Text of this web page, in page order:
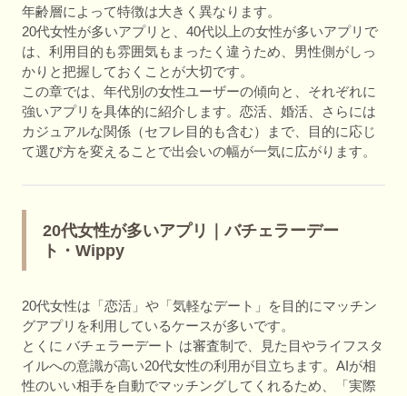
年齢層によって特徴は大きく異なります。
20代女性が多いアプリと、40代以上の女性が多いアプリで
は、利用目的も雰囲気もまったく違うため、男性側がしっ
かりと把握しておくことが大切です。
この章では、年代別の女性ユーザーの傾向と、それぞれに
強いアプリを具体的に紹介します。恋活、婚活、さらには
カジュアルな関係（セフレ目的も含む）まで、目的に応じ
て選び方を変えることで出会いの幅が一気に広がります。
20代女性が多いアプリ｜バチェラーデー
ト・Wippy
20代女性は「恋活」や「気軽なデート」を目的にマッチン
グアプリを利用しているケースが多いです。
とくに バチェラーデート は審査制で、見た目やライフスタ
イルへの意識が高い20代女性の利用が目立ちます。AIが相
性のいい相手を自動でマッチングしてくれるため、「実際